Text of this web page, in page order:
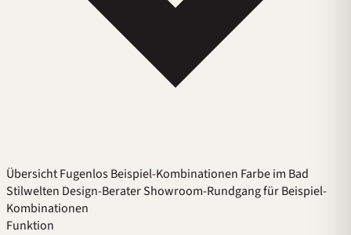
ÜbersichtFugenlosBeispiel-Kombinationen Farbe im Bad
Stilwelten Design-BeraterShowroom-Rundgang für Beispiel-
Kombinationen
Funktion